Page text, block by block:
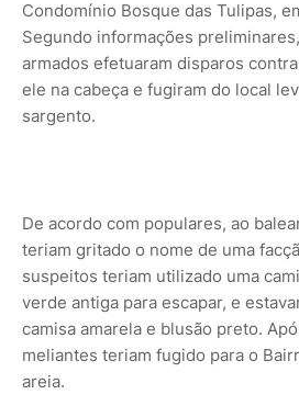
Condomínio Bosque das Tulipas,
Segundo informações
armados efetuaram disparos
ele na cabeça e fugiram do local
sargento.
De acordo com populares, ao
teriam gritado o nome de uma
suspeitos teriam utilizado uma
verde antiga para escapar, e
camisa amarela e blusão preto.
meliantes teriam fugido para o
areia.